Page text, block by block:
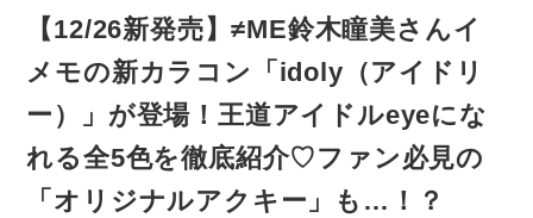
【12/26新発売】≠ME鈴木瞳美さんイ
メモの新カラコン「idoly（アイドリ
ー）」が登場！王道アイドルeyeにな
れる全5色を徹底紹介♡ファン必見の
「オリジナルアクキー」も…！？